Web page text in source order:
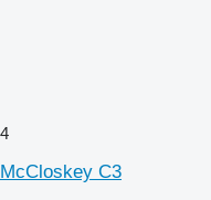
4
McCloskey C3